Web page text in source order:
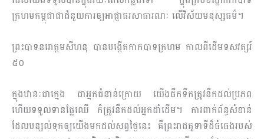
ក្រហមកម្ពុជាជាជំ​នួយការឲ្យអាជ្ញាធរសាធារណៈ លើវិស័យមនុស្សធម៌។
ព្រះបាទនរោត្តមសីហនុ បានបង្កើតកាកបាទក្រហម កាលពីដើមទសវត្សរ៍
៥០
ក្នុងឋានៈជាក្មេង ជាអ្នកជំនាន់ក្រោយ យើងផឹកទឹកត្រូវនឹកដល់ប្រភព
ហើយទទួលទានផ្លែឈើ ក៏ត្រូវនឹកដល់អ្នកដាំដើម។ ការពាក់ព័ន្ធសំខាន់
ដែលបន្សល់ទុកឲ្យយើងមកដល់សព្វថ្ងៃនេះ គឺព្រះរាជតួទាទីដ៏ធំធេងរបស់